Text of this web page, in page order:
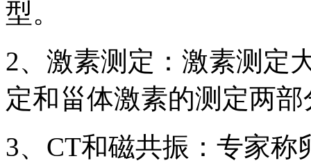
型。
2、激素测定：激素测定
定和甾体激素的测定两部
3、CT和磁共振：专家